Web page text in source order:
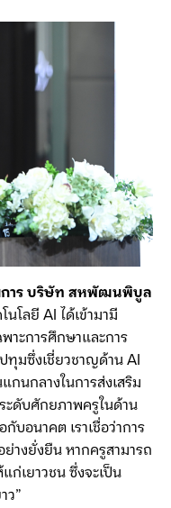
การ บริษัท สหพัฒนพิบูล
นโลยี AI ได้เข้ามามี
าะการศึกษาและการ
ทุมซึ่งเชี่ยวชาญด้าน AI
กนกลางในการส่งเสริม
ะดับศักยภาพครูในด้าน
บอนาคต เราเชื่อว่าการ
างยั่งยืน หากครูสามารถ
เยาวชน ซึ่งจะเป็น
ว”